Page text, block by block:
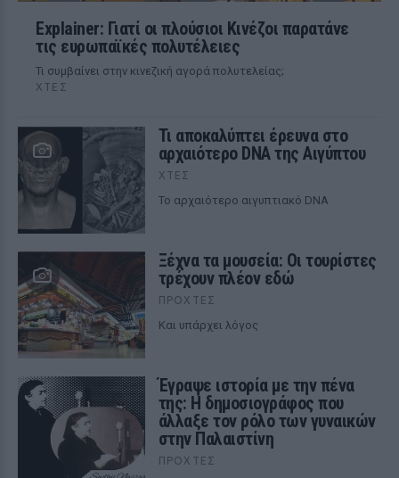
Explainer: Γιατί οι πλούσιοι Κινέζοι παρατάνε
τις ευρωπαϊκές πολυτέλειες
Τι συμβαίνει στην κινεζική αγορά πολυτελείας;
ΧΤΕΣ
Τι αποκαλύπτει έρευνα στο
αρχαιότερο DNA της Αιγύπτου
ΧΤΕΣ
Το αρχαιότερο αιγυπτιακό DNA
Ξέχνα τα μουσεία: Οι τουρίστες
τρέχουν πλέον εδώ
ΠΡΟΧΤΈΣ
Και υπάρχει λόγος
Έγραψε ιστορία με την πένα
της: Η δημοσιογράφος που
άλλαξε τον ρόλο των γυναικών
στην Παλαιστίνη
ΠΡΟΧΤΈΣ